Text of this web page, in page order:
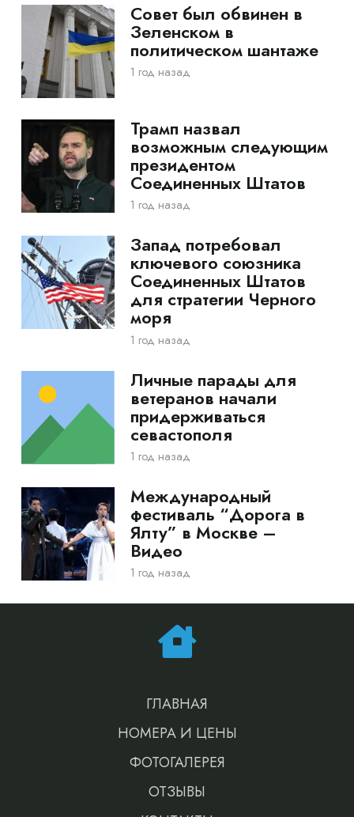
Совет был обвинен в
Зеленском в
политическом шантаже
1 год назад
Трамп назвал
возможным следующим
президентом
Соединенных Штатов
1 год назад
Запад потребовал
ключевого союзника
Соединенных Штатов
для стратегии Черного
моря
1 год назад
Личные парады для
ветеранов начали
придерживаться
севастополя
1 год назад
Международный
фестиваль “Дорога в
Ялту” в Москве –
Видео
1 год назад
ГЛАВНАЯ
НОМЕРА И ЦЕНЫ
ФОТОГАЛЕРЕЯ
ОТЗЫВЫ